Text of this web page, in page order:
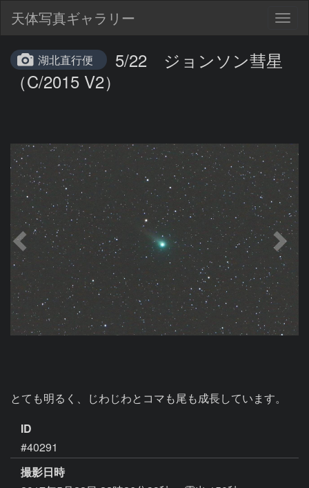
天体写真ギャラリー
湖北直行便
5/22 ジョンソン彗星
（C/2015 V2）
とても明るく、じわじわとコマも尾も成長しています。
ID
#40291
撮影日時